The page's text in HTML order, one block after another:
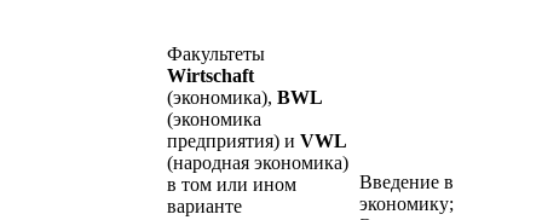
Факультеты
Wirtschaft
(экономика), BWL
(экономика
предприятия) и VWL
(народная экономика)
в том или ином
варианте
Введение в
экономику;